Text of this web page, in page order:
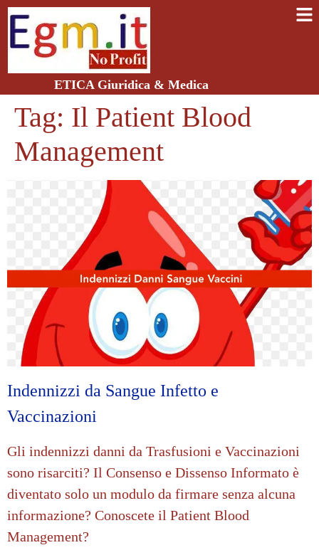
ETICA Giuridica & Medica
Tag: Il Patient Blood
Management
Indennizzi da Sangue Infetto e
Vaccinazioni
Gli indennizzi danni da Trasfusioni e Vaccinazioni
sono risarciti? Il Consenso e Dissenso Informato è
diventato solo un modulo da firmare senza alcuna
informazione? Conoscete il Patient Blood
Management?